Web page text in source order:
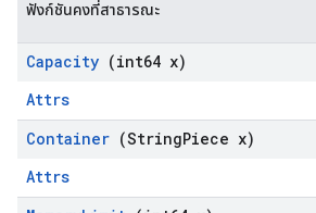
ฟังก์ชันคงที่สาธารณะ
Capacity (int64 x)
Attrs
Container (StringPiece x)
Attrs